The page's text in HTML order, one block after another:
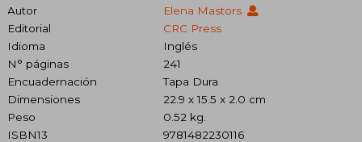
Autor
Elena Mastors
Editorial
CRC Press
Idioma
Inglés
N° páginas
241
Encuadernación
Tapa Dura
Dimensiones
22.9 x 15.5 x 2.0 cm
Peso
0.52 kg.
ISBN13
9781482230116